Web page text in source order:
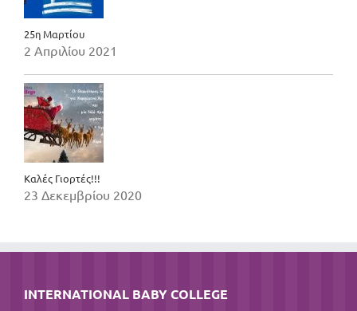
25η Μαρτίου
2 Απριλίου 2021
Καλές Γιορτές!!!
23 Δεκεμβρίου 2020
INTERNATIONAL BABY COLLEGE